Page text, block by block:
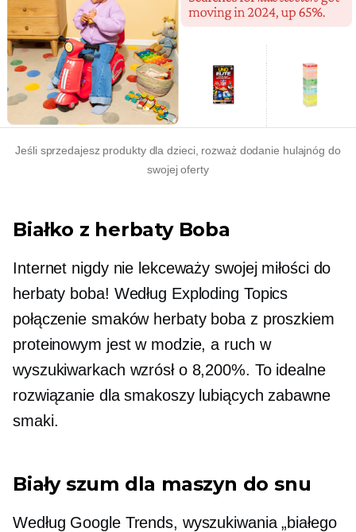
Jeśli sprzedajesz produkty dla dzieci, rozważ dodanie hulajnóg do
swojej oferty
Białko z herbaty Boba
Internet nigdy nie lekceważy swojej miłości do
herbaty boba! Według Exploding Topics
połączenie smaków herbaty boba z proszkiem
proteinowym jest w modzie, a ruch w
wyszukiwarkach wzrósł o 8,200%. To idealne
rozwiązanie dla smakoszy lubiących zabawne
smaki.
Biały szum dla maszyn do snu
Według Google Trends, wyszukiwania „białego